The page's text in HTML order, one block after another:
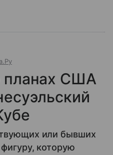
планах США
или бывших
которую